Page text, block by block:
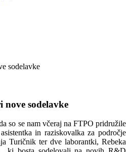
nove sodelavke
so se nam včeraj na FTPO pridružile
in raziskovalka za področje
Turičnik ter dve laborantki, Rebeka